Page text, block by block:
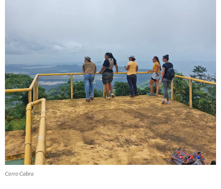
Cerro Cabra